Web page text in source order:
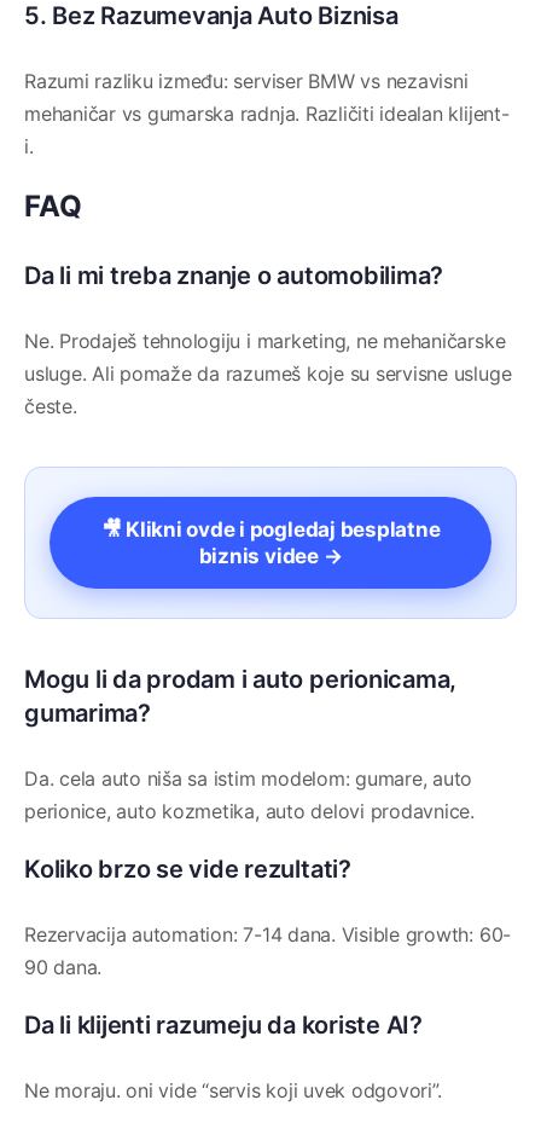
5. Bez Razumevanja Auto Biznisa
Razumi razliku između: serviser BMW vs nezavisni
mehaničar vs gumarska radnja. Različiti idealan klijent-
i.
FAQ
Da li mi treba znanje o automobilima?
Ne. Prodaješ tehnologiju i marketing, ne mehaničarske
usluge. Ali pomaže da razumeš koje su servisne usluge
česte.
🎥 Klikni ovde i pogledaj besplatne
biznis videe →
Mogu li da prodam i auto perionicama,
gumarima?
Da. cela auto niša sa istim modelom: gumare, auto
perionice, auto kozmetika, auto delovi prodavnice.
Koliko brzo se vide rezultati?
Rezervacija automation: 7-14 dana. Visible growth: 60-
90 dana.
Da li klijenti razumeju da koriste AI?
Ne moraju. oni vide “servis koji uvek odgovori”.